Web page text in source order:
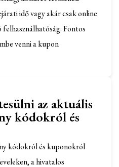
idő vagy akár csak online
felhasználhatóság. Fontos
venni a kupon
az aktuális
kódokról és
kódokról és kuponokról
a hivatalos